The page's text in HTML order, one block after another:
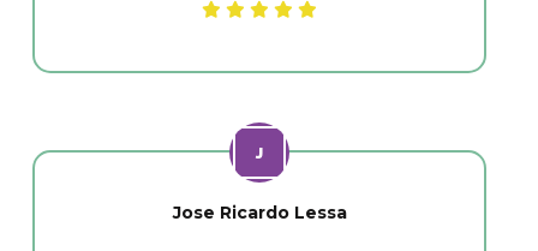
Jose Ricardo Lessa